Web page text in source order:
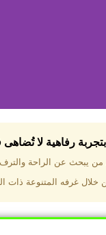
تختار
مرافق متكاملة
بتجربة رفاهية لا
من يبحث عن الراحة
غرفه المتنوعة ذات